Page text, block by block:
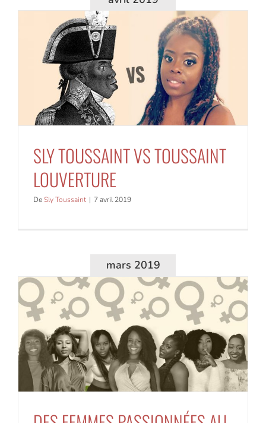
SLY TOUSSAINT VS TOUSSAINT
LOUVERTURE
DeSly Toussaint | 7 avril 2019
mars 2019